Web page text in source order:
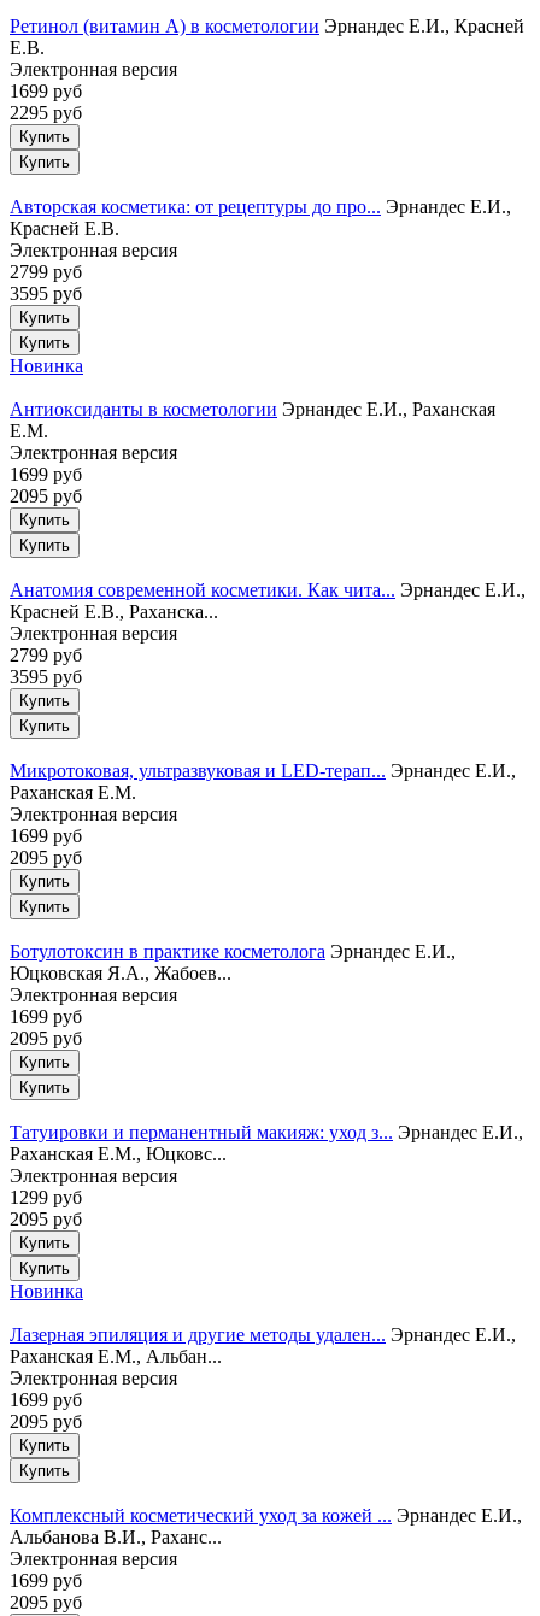
Ретинол (витамин А) в косметологии Эрнандес Е.И., Красней
Е.В.
Электронная версия
1699 руб
2295 руб
Купить
Авторская косметика: от рецептуры до про... Эрнандес Е.И.,
Красней Е.В.
Электронная версия
2799 руб
3595 руб
Купить
Новинка
Антиоксиданты в косметологии Эрнандес Е.И., Раханская
Е.М.
Электронная версия
1699 руб
2095 руб
Купить
Анатомия современной косметики. Как чита... Эрнандес Е.И.,
Красней Е.В., Раханска...
Электронная версия
2799 руб
3595 руб
Купить
Микротоковая, ультразвуковая и LED-терап... Эрнандес Е.И.,
Раханская Е.М.
Электронная версия
1699 руб
2095 руб
Купить
Ботулотоксин в практике косметолога Эрнандес Е.И.,
Юцковская Я.А., Жабоев...
Электронная версия
1699 руб
2095 руб
Купить
Татуировки и перманентный макияж: уход з... Эрнандес Е.И.,
Раханская Е.М., Юцковс...
Электронная версия
1299 руб
2095 руб
Купить
Новинка
Лазерная эпиляция и другие методы удален... Эрнандес Е.И.,
Раханская Е.М., Альбан...
Электронная версия
1699 руб
2095 руб
Купить
Комплексный косметический уход за кожей ... Эрнандес Е.И.,
Альбанова В.И., Раханс...
Электронная версия
1699 руб
2095 руб